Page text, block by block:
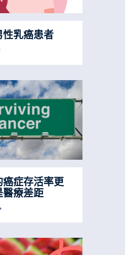
性乳癌患者
癌症存活率更
醫療差距